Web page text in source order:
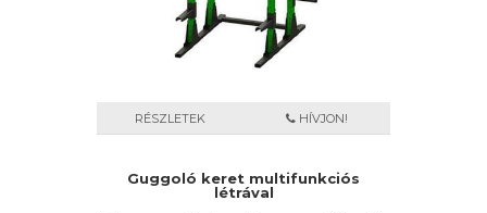
RÉSZLETEK HÍVJON!
Guggoló keret multifunkciós
létrával